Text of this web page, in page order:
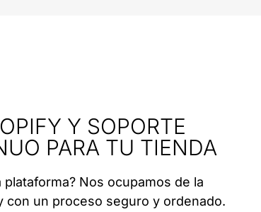
Y SOPORTE
PARA TU TIENDA
Nos ocupamos de la
con un proceso seguro y ordenado.